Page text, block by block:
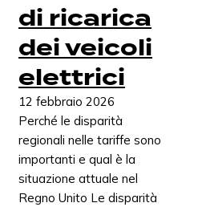
di ricarica
dei veicoli
elettrici
12 febbraio 2026
Perché le disparità
regionali nelle tariffe sono
importanti e qual è la
situazione attuale nel
Regno Unito Le disparità